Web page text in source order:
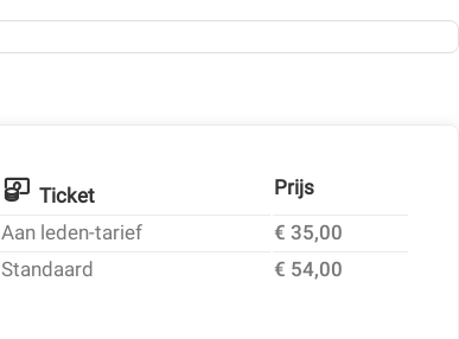
Ticket
Prijs
Aan leden-tarief
€ 35,00
Standaard
€ 54,00